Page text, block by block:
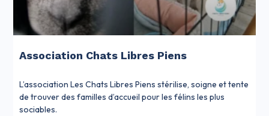
Association Chats Libres Piens
L’association Les Chats Libres Piens stérilise, soigne et tente
de trouver des familles d’accueil pour les félins les plus
sociables.